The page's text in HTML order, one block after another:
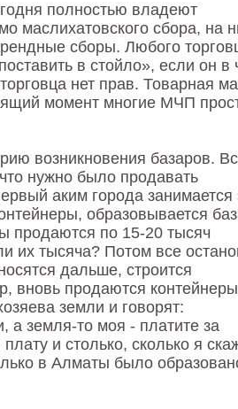
полностью владеют
маслихатовского сбора, на
сборы. Любого
в стойло», если он в
нет прав. Товарная
момент многие МЧП
возникновения базаров.
нужно было продавать
аким города занимается
образовывается
продаются по 15-20 тысяч
их тысяча? Потом все
дальше, строится
вновь продаются
земли и говорят:
а земля-то моя - платите за
и столько, сколько я
в Алматы было